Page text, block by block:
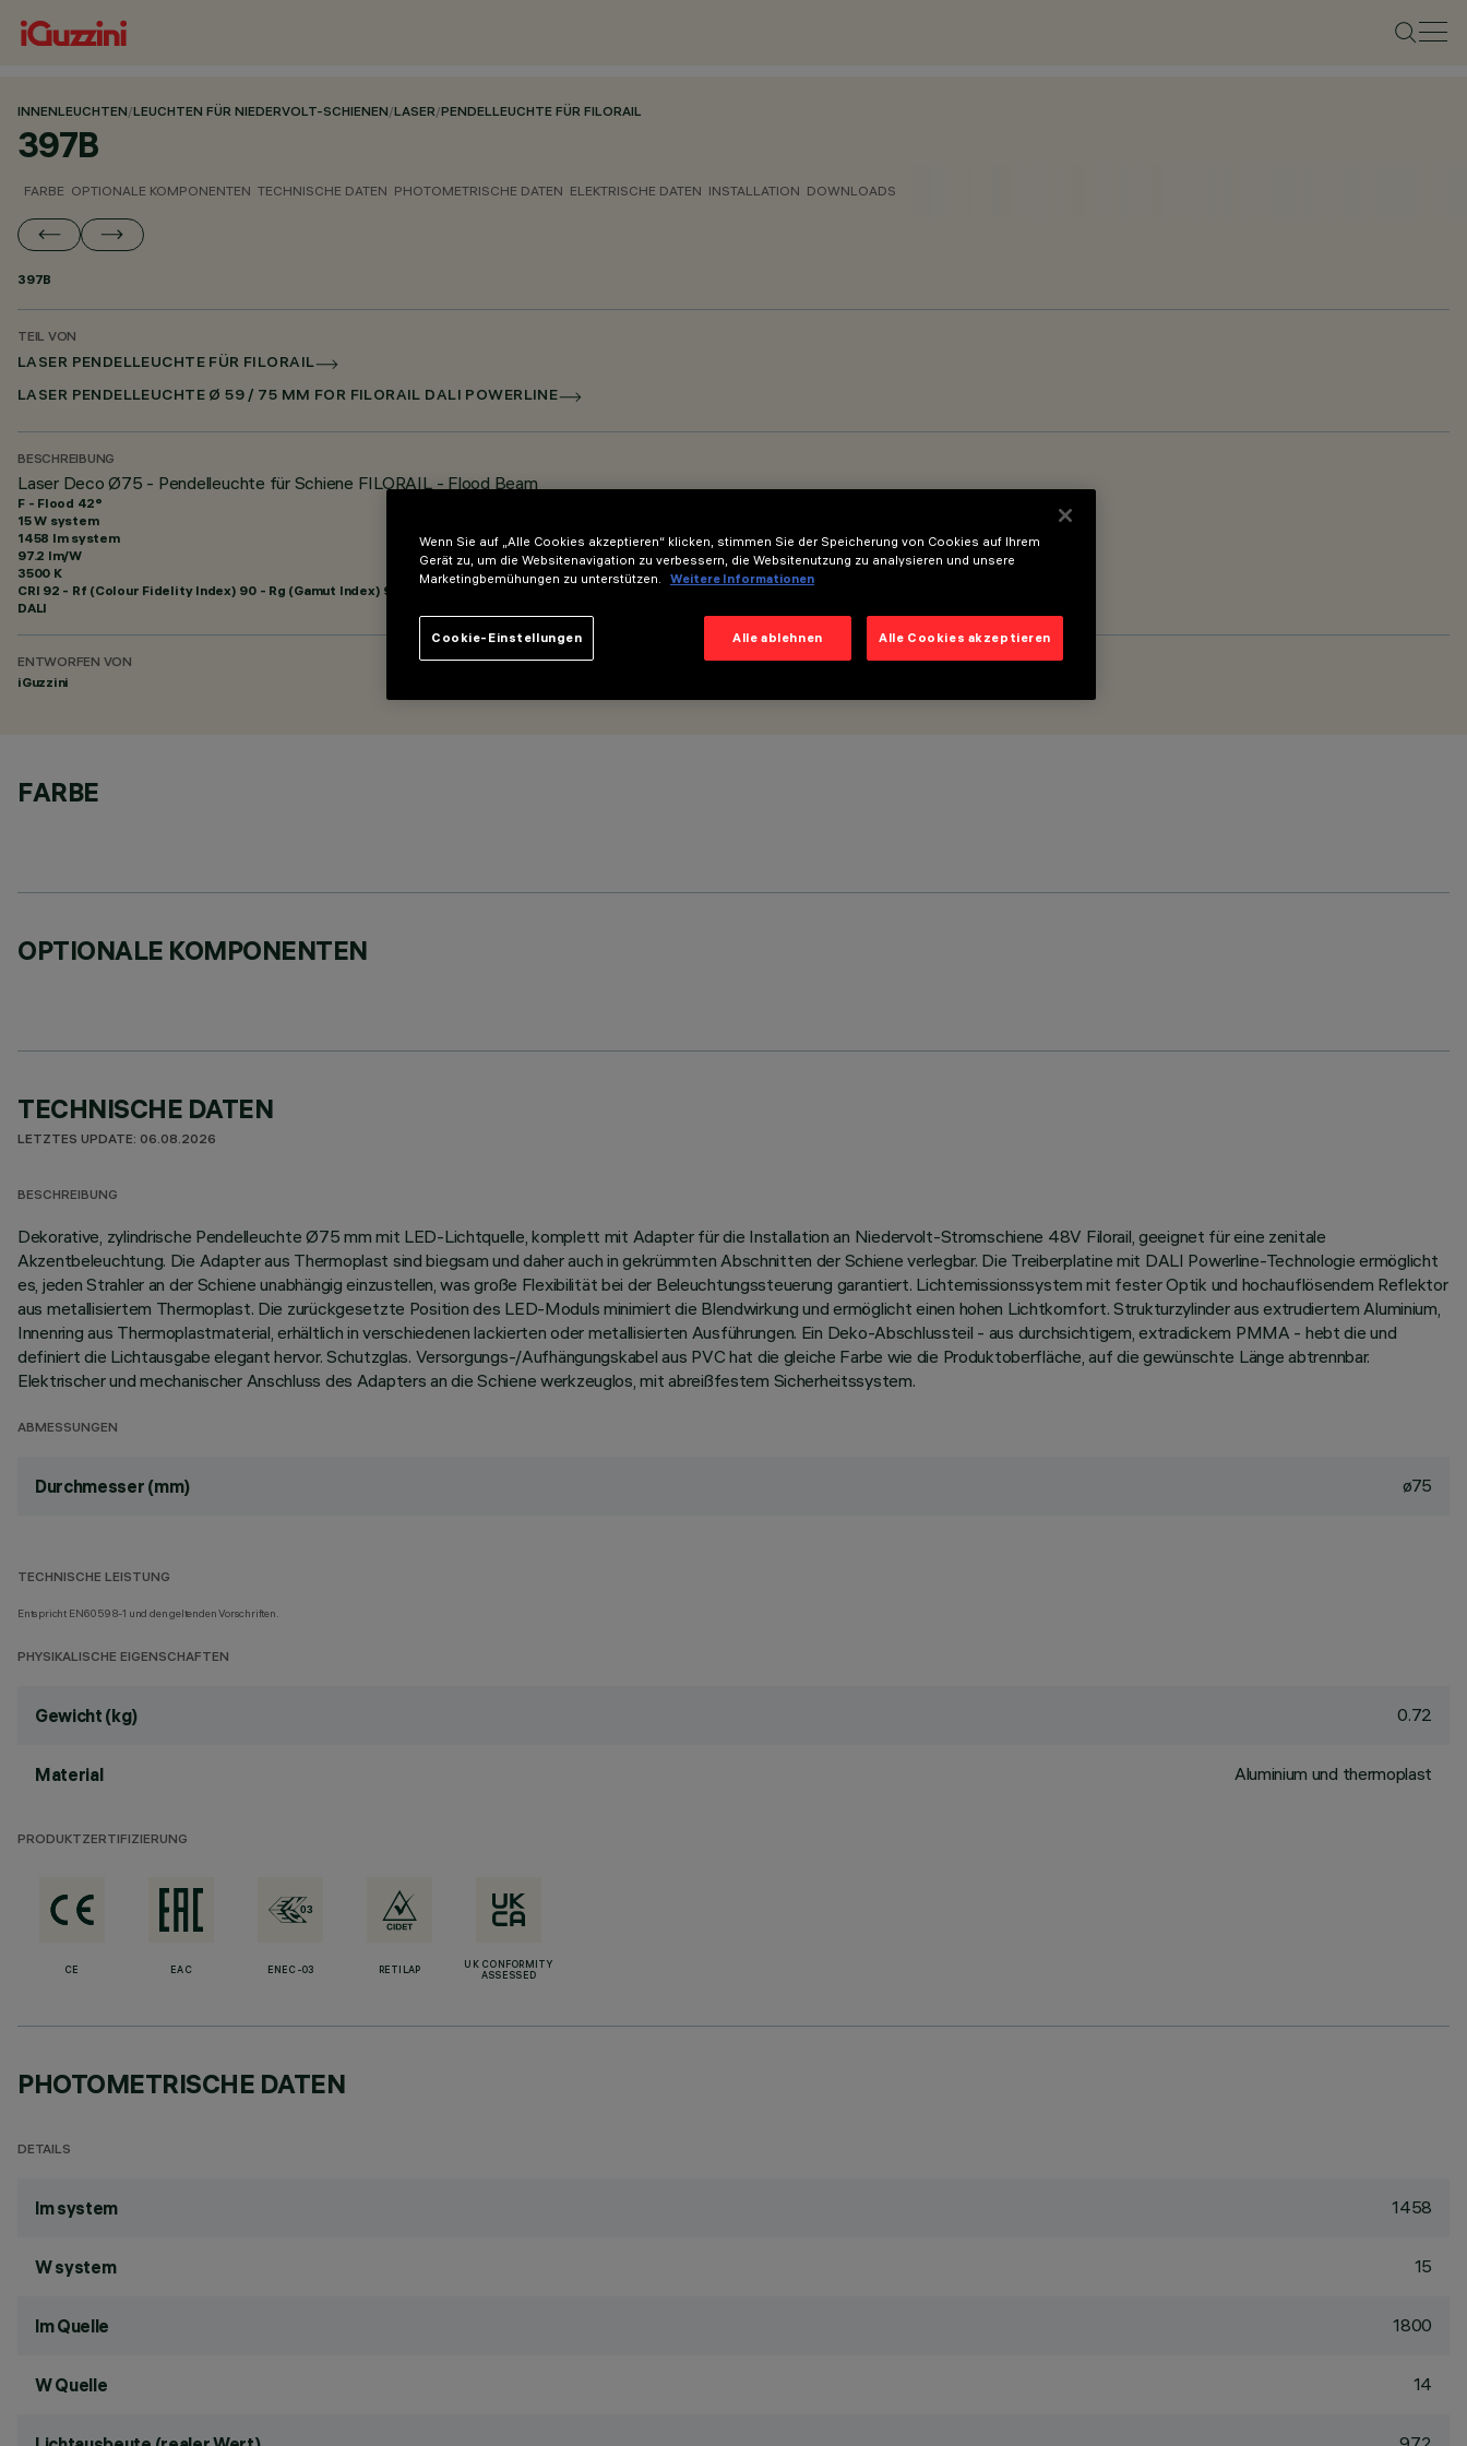
INNENLEUCHTEN/LEUCHTEN FÜR NIEDERVOLT-SCHIENEN/LASER/PENDELLEUCHTE FÜR FILORAIL
397B
FARBE OPTIONALE KOMPONENTEN TECHNISCHE DATEN PHOTOMETRISCHE DATEN ELEKTRISCHE DATEN INSTALLATION DOWNLOADS
397B
TEIL VON
LASER PENDELLEUCHTE FÜR FILORAIL
LASER PENDELLEUCHTE Ø 59 / 75 MM FOR FILORAIL DALI POWERLINE
BESCHREIBUNG
Laser Deco Ø75 - Pendelleuchte für Schiene FILORAIL - Flood Beam
F - Flood 42°
15 W system
1458 lm system
97.2 lm/W
3500 K
CRI 92 - Rf (Colour Fidelity Index) 90 - Rg (Gamut Index) 98
DALI
ENTWORFEN VON
iGuzzini
FARBE
OPTIONALE KOMPONENTEN
TECHNISCHE DATEN
LETZTES UPDATE: 06.08.2026
BESCHREIBUNG
Dekorative, zylindrische Pendelleuchte Ø75 mm mit LED-Lichtquelle, komplett mit Adapter für die Installation an Niedervolt-Stromschiene 48V Filorail, geeignet für eine zenitale
Akzentbeleuchtung. Die Adapter aus Thermoplast sind biegsam und daher auch in gekrümmten Abschnitten der Schiene verlegbar. Die Treiberplatine mit DALI Powerline-Technologie ermöglicht
es, jeden Strahler an der Schiene unabhängig einzustellen, was große Flexibilität bei der Beleuchtungssteuerung garantiert. Lichtemissionssystem mit fester Optik und hochauflösendem Reflektor
aus metallisiertem Thermoplast. Die zurückgesetzte Position des LED-Moduls minimiert die Blendwirkung und ermöglicht einen hohen Lichtkomfort. Strukturzylinder aus extrudiertem Aluminium,
Innenring aus Thermoplastmaterial, erhältlich in verschiedenen lackierten oder metallisierten Ausführungen. Ein Deko-Abschlussteil - aus durchsichtigem, extradickem PMMA - hebt die und
definiert die Lichtausgabe elegant hervor. Schutzglas. Versorgungs-/Aufhängungskabel aus PVC hat die gleiche Farbe wie die Produktoberfläche, auf die gewünschte Länge abtrennbar.
Elektrischer und mechanischer Anschluss des Adapters an die Schiene werkzeuglos, mit abreißfestem Sicherheitssystem.
ABMESSUNGEN
Durchmesser (mm) ø75
TECHNISCHE LEISTUNG
Entspricht EN60598-1 und den geltenden Vorschriften.
PHYSIKALISCHE EIGENSCHAFTEN
Gewicht (kg) 0.72
Material Aluminium und thermoplast
PRODUKTZERTIFIZIERUNG
CE EAC ENEC-03 RETILAP
UK CONFORMITY
ASSESSED
PHOTOMETRISCHE DATEN
DETAILS
lm system 1458
W system 15
lm Quelle 1800
W Quelle 14
Wenn Sie auf „Alle Cookies akzeptieren“ klicken, stimmen Sie der Speicherung von Cookies auf Ihrem
Gerät zu, um die Websitenavigation zu verbessern, die Websitenutzung zu analysieren und unsere
Marketingbemühungen zu unterstützen.
Weitere Informationen
Alle ablehnen Alle Cookies akzeptieren
Cookie-Einstellungen